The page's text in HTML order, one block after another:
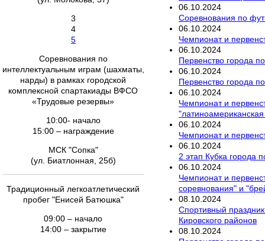
3
4
5
Соревнования по
интеллектуальным играм (шахматы,
нарды) в рамках городской
комплексной спартакиады ВФСО
«Трудовые резервы»
10:00- начало
15:00 – награждение
МСК "Сопка"
(ул. Биатлонная, 25б)
Традиционный легкоатлетический
пробег "Енисей Батюшка"
09:00 – начало
14:00 – закрытие
06 10 2024
Соревнования по
06 10 2024
Чемпионат и
06 10 2024
Первенство города
06 10 2024
Первенство города
06 10 2024
Чемпионат и
06 10 2024
Чемпионат и
06 10 2024
2 этап Кубка города
06 10 2024
Чемпионат и
соревнования" и
08 10 2024
Спортивный
Кировского районов
08 10 2024